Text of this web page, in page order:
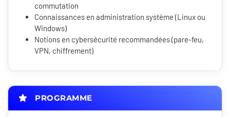
commutation
Connaissances en administration système (Linux ou
Windows)
Notions en cybersécurité recommandées (pare-feu,
VPN, chiffrement)
PROGRAMME